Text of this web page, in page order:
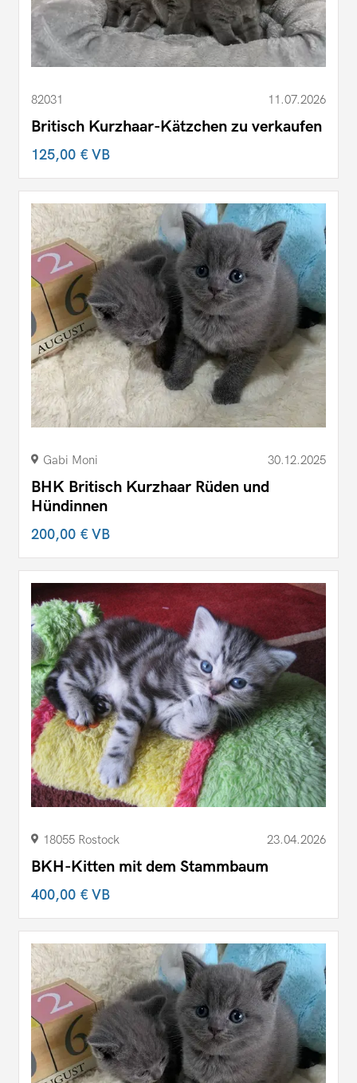
82031 11.07.2026
Britisch Kurzhaar-Kätzchen zu verkaufen
125,00 €VB
Gabi Moni 30.12.2025
BHK Britisch Kurzhaar Rüden und
Hündinnen
200,00 €VB
18055 Rostock 23.04.2026
BKH-Kitten mit dem Stammbaum
400,00 €VB